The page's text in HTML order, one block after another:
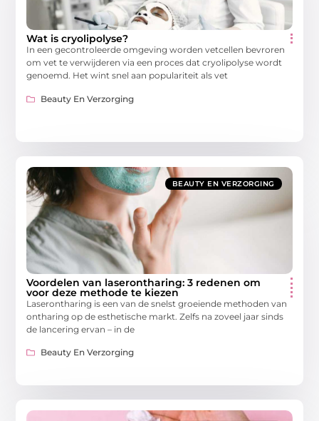
Wat is cryolipolyse?
In een gecontroleerde omgeving worden vetcellen bevroren
om vet te verwijderen via een proces dat cryolipolyse wordt
genoemd. Het wint snel aan populariteit als vet
Beauty En Verzorging
BEAUTY EN VERZORGING
Voordelen van laserontharing: 3 redenen om
voor deze methode te kiezen
Laserontharing is een van de snelst groeiende methoden van
ontharing op de esthetische markt. Zelfs na zoveel jaar sinds
de lancering ervan – in de
Beauty En Verzorging